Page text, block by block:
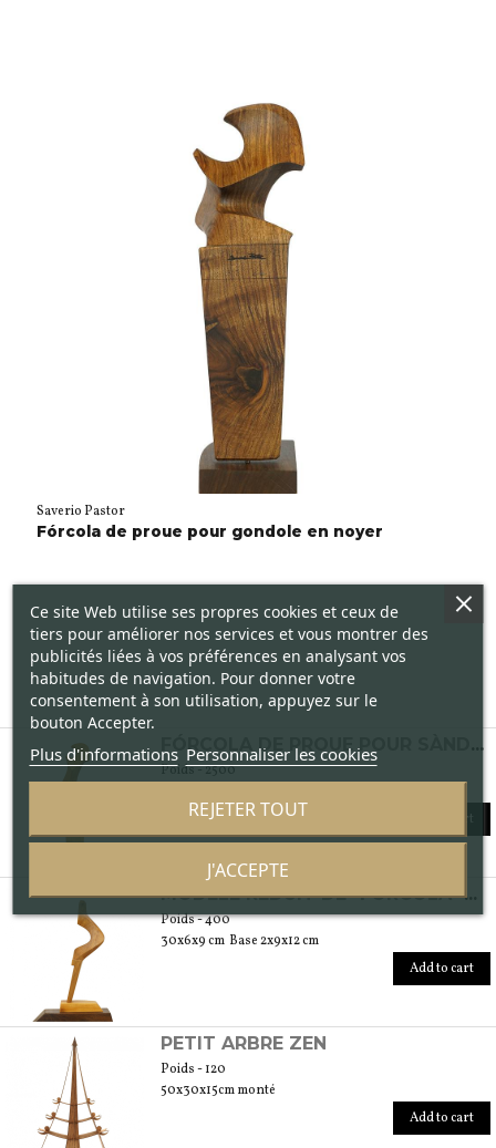
Saverio Pastor
Fórcola de proue pour gondole en noyer
FÓRCOLA DE PROUE POUR SÀNDOLO EN CERISIER NATUREL, HUILÉ ET CIRÉ
Poids - 2500
Add to cart
MODÈLE RÉDUIT DE "FÓRCOLA" DE GONDOLE À L'ÉCHELLE RÉDUITE 1/3
Poids - 400
30x6x9 cm Base 2x9x12 cm
Add to cart
PETIT ARBRE ZEN
Poids - 120
50x30x15cm monté
Add to cart
Ce site Web utilise ses propres cookies et ceux de
tiers pour améliorer nos services et vous montrer des
publicités liées à vos préférences en analysant vos
habitudes de navigation. Pour donner votre
consentement à son utilisation, appuyez sur le
bouton Accepter.
Plus d'informations Personnaliser les cookies
REJETER TOUT
J'ACCEPTE